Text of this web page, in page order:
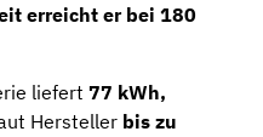
erreicht er bei 180
liefert 77 kWh,
Hersteller bis zu